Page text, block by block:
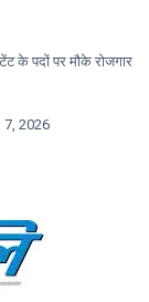
के पदों पर मौके रोजगार
7, 2026